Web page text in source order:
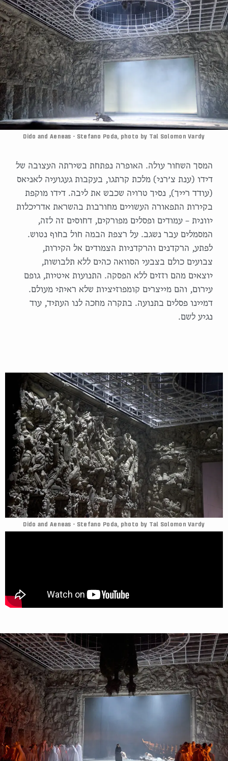
Dido and Aeneas - Stefano Poda, photo by Tal Solomon Vardy
המסך השחור עולה. האופרה נפתחת בשירתה העצובה של
דידו (ענת צ׳רני) מלכת קרתגו, בעקבות געגועיה לאניאס
(עודד רייך), נסיך טרויה שכבש את ליבה. דידו מוקפת
בקירות התפאורה העשויים מחורבות בהשראת אדריכלות
יוונית – עמודים ופסלים מפורקים, דחוסים זה לזה,
המסמלים עבר נשגב. על רצפת הבמה חול בחוף נטוש.
לפתע, הרקדנים והרקדניות הצמודים אל הקירות,
צבועים כולם בצבעי הסוואה כהים ללא תלבושות,
יוצאים מהם וזזים ללא הפסקה. התנועות איטיות, גופם
עירום, והם מייצרים קומפוזיציות שלא ראיתי מעולם.
דמיינו פסלים בתנועה. בתקרה מחכה לנו העתיד, עוד
נגיע לשם.
Dido and Aeneas - Stefano Poda, photo by Tal Solomon Vardy